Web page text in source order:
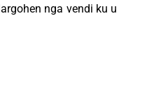
nga vendi ku u